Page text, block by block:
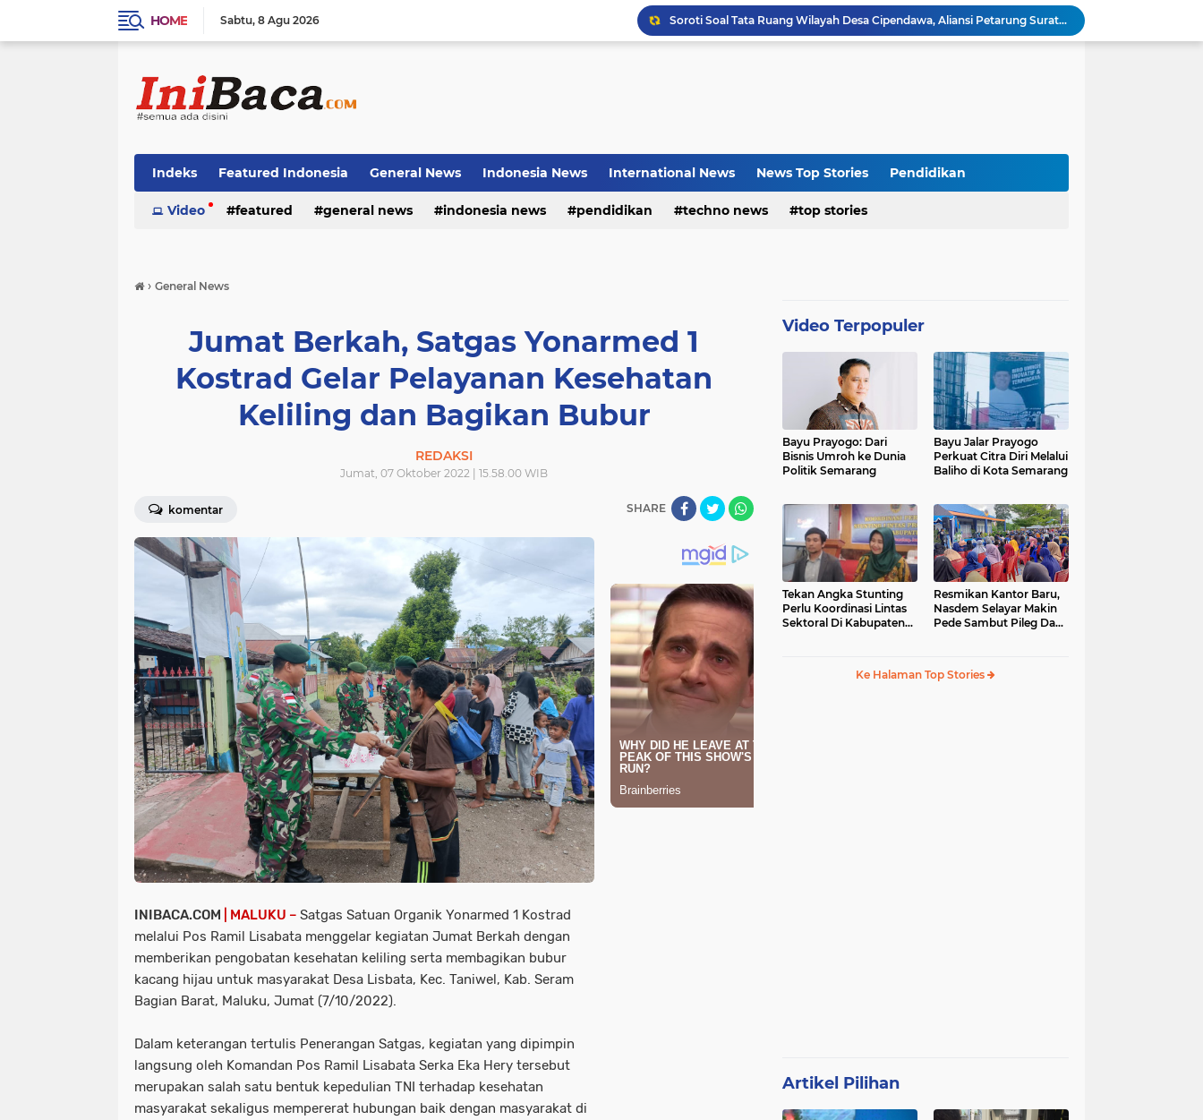
HOME Sabtu 8 Agu 2026
Masyarakat Desa Sukawangi Mendapat Manfaat CSR dari PT. XL- Axiata/Link Net
Diduga Tidak Sesuai Kesepakatan, Kades Sukawangi Cabut Izin Kerjasama Dengan PT XL Axiata Tbk/Link Net
Ketua DPC PTI Cianjur: Bantu Program Asta Cita Pemerintah dalam Dunia Pertanian
Indeks Featured Indonesia General News Indonesia News International News News Top Stories Pendidikan
Techno News Top Stories
Video featured general news indonesia news pendidikan techno news top stories
› General News
Jumat Berkah, Satgas Yonarmed 1
Kostrad Gelar Pelayanan Kesehatan
Keliling dan Bagikan Bubur
REDAKSI
Jumat, 07 Oktober 2022 | 15.58.00 WIB
komentar SHARE
INIBACA.COM | MALUKU – Satgas Satuan Organik Yonarmed 1 Kostrad
melalui Pos Ramil Lisabata menggelar kegiatan Jumat Berkah dengan
memberikan pengobatan kesehatan keliling serta membagikan bubur
kacang hijau untuk masyarakat Desa Lisbata, Kec. Taniwel, Kab. Seram
Bagian Barat, Maluku, Jumat (7/10/2022).
Dalam keterangan tertulis Penerangan Satgas, kegiatan yang dipimpin
langsung oleh Komandan Pos Ramil Lisabata Serka Eka Hery tersebut
merupakan salah satu bentuk kepedulian TNI terhadap kesehatan
masyarakat sekaligus mempererat hubungan baik dengan masyarakat di
Video Terpopuler
Bayu Prayogo: Dari
Bisnis Umroh ke Dunia
Politik Semarang
Bayu Jalar Prayogo
Perkuat Citra Diri Melalui
Baliho di Kota Semarang
Tekan Angka Stunting
Perlu Koordinasi Lintas
Sektoral Di Kabupaten
Resmikan Kantor Baru,
Nasdem Selayar Makin
Pede Sambut Pileg Dan
Ke Halaman Top Stories
Artikel Pilihan